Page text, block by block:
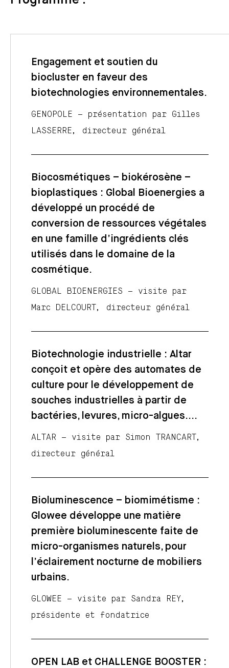
Engagement et soutien du
biocluster en faveur des
biotechnologies environnementales.
GENOPOLE – présentation par Gilles
LASSERRE, directeur général
Biocosmétiques – biokérosène –
bioplastiques : Global Bioenergies a
développé un procédé de
conversion de ressources végétales
en une famille d’ingrédients clés
utilisés dans le domaine de la
cosmétique.
GLOBAL BIOENERGIES – visite par
Marc DELCOURT, directeur général
Biotechnologie industrielle : Altar
conçoit et opère des automates de
culture pour le développement de
souches industrielles à partir de
bactéries, levures, micro-algues….
ALTAR – visite par Simon TRANCART,
directeur général
Bioluminescence – biomimétisme :
Glowee développe une matière
première bioluminescente faite de
micro-organismes naturels, pour
l’éclairement nocturne de mobiliers
urbains.
GLOWEE – visite par Sandra REY,
présidente et fondatrice
OPEN LAB et CHALLENGE BOOSTER :